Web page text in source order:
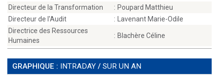
Directeur de la Transformation
: Poupard Matthieu
Directeur de l'Audit
:
Lavenant Marie-Odile
Directrice des Ressources
Humaines
: Blachère Céline
GRAPHIQUE : INTRADAY / SUR UN AN